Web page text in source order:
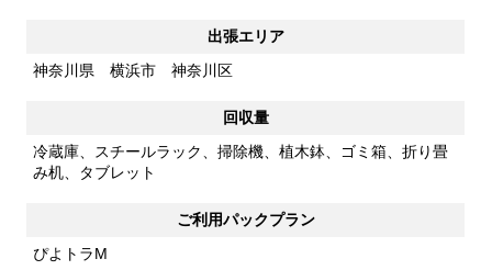
出張エリア
神奈川県 横浜市 神奈川区
回収量
冷蔵庫、スチールラック、掃除機、植木鉢、ゴミ箱、折り畳
み机、タブレット
ご利用パックプラン
ぴよトラM